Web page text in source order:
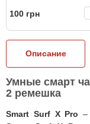
100 грн
Описание
Умные смарт
2 ремешка
Smart Surf X Pro –